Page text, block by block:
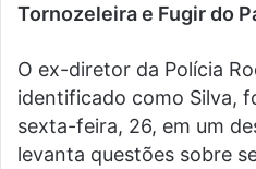
Tornozeleira e Fugir do
O ex-diretor da Polícia
identificado como Silva,
sexta-feira, 26, em um
levanta questões sobre